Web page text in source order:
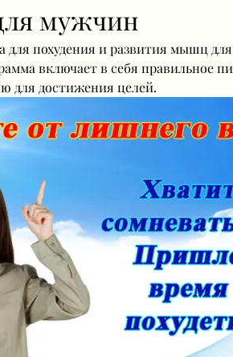
мужчин
для похудения и развития мышц
включает в себя правильное
для достижения целей.